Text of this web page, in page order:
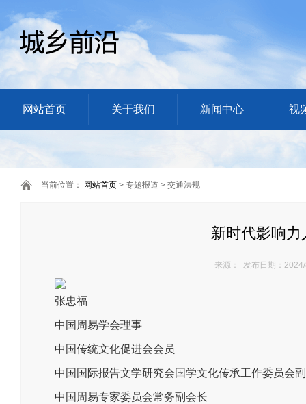
网站首页 关于我们 新闻中心 视
当前位置： 网站首页 > 专题报道 > 交通法规
新时代影响
来源： 发布日期：
张忠福
中国周易学会理事
中国传统文化促进会会员
中国国际报告文学研究会国学文化传承工作委员会
中国周易专家委员会常务副会长